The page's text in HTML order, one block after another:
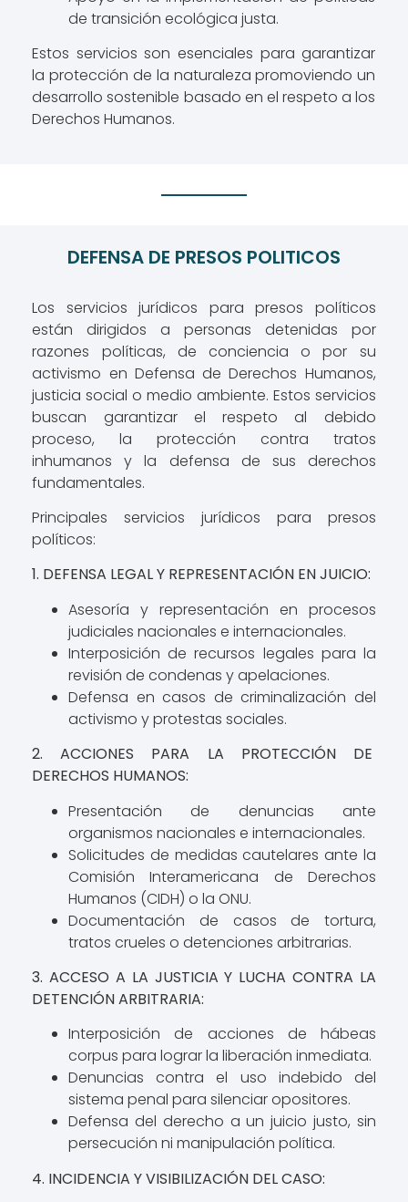
de transición ecológica justa.
Estos servicios son esenciales para garantizar
la protección de la naturaleza promoviendo un
desarrollo sostenible basado en el respeto a los
Derechos Humanos.
DEFENSA DE PRESOS POLITICOS
Los servicios jurídicos para presos políticos
están dirigidos a personas detenidas por
razones políticas, de conciencia o por su
activismo en Defensa de Derechos Humanos,
justicia social o medio ambiente. Estos servicios
buscan garantizar el respeto al debido
proceso, la protección contra tratos
inhumanos y la defensa de sus derechos
fundamentales.
Principales servicios jurídicos para presos
políticos:
1. DEFENSA LEGAL Y REPRESENTACIÓN EN JUICIO:
Asesoría y representación en procesos
judiciales nacionales e internacionales.
Interposición de recursos legales para la
revisión de condenas y apelaciones.
Defensa en casos de criminalización del
activismo y protestas sociales.
2. ACCIONES PARA LA PROTECCIÓN DE
DERECHOS HUMANOS:
Presentación de denuncias ante
organismos nacionales e internacionales.
Solicitudes de medidas cautelares ante la
Comisión Interamericana de Derechos
Humanos (CIDH) o la ONU.
Documentación de casos de tortura,
tratos crueles o detenciones arbitrarias.
3. ACCESO A LA JUSTICIA Y LUCHA CONTRA LA
DETENCIÓN ARBITRARIA:
Interposición de acciones de hábeas
corpus para lograr la liberación inmediata.
Denuncias contra el uso indebido del
sistema penal para silenciar opositores.
Defensa del derecho a un juicio justo, sin
persecución ni manipulación política.
4. INCIDENCIA Y VISIBILIZACIÓN DEL CASO: